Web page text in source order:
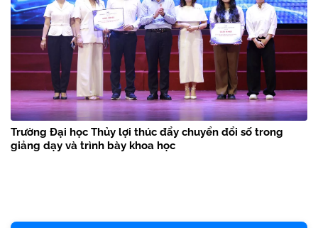
Trường Đại học Thủy lợi thúc đẩy chuyển đổi số trong
giảng dạy và trình bày khoa học